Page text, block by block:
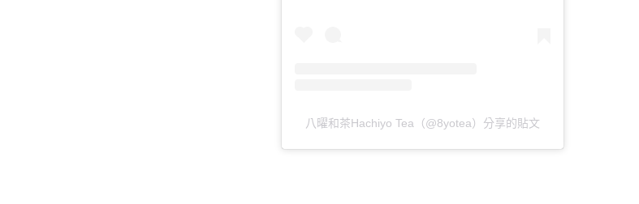
八曜和茶Hachiyo Tea（@8yotea）分享的貼文